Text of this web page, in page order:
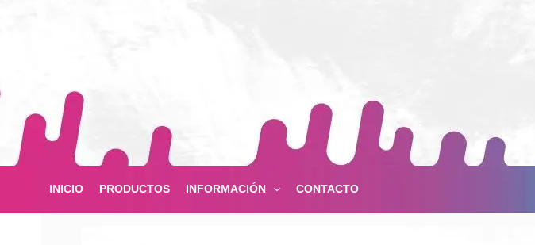
INICIO PRODUCTOS INFORMACIÓN CONTACTO